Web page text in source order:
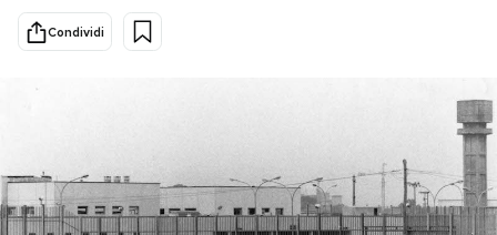
Cultura
Economia
PODCAST
Condividi